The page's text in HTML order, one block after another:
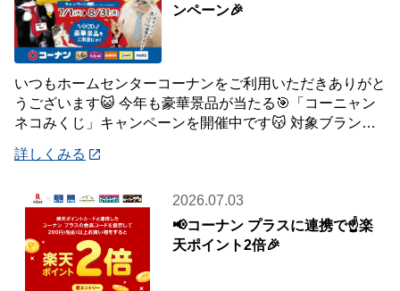
ンペーン🎉
いつもホームセンターコーナンをご利用いただきありがと
うございます😺 今年も豪華景品が当たる🎯「コーニャン
ネコみくじ」キャンペーンを開催中です😽 対象ブランド
詳しくみる
2026.07.03
📢コーナン プラスに連携で☝️楽
天ポイント2倍🎉